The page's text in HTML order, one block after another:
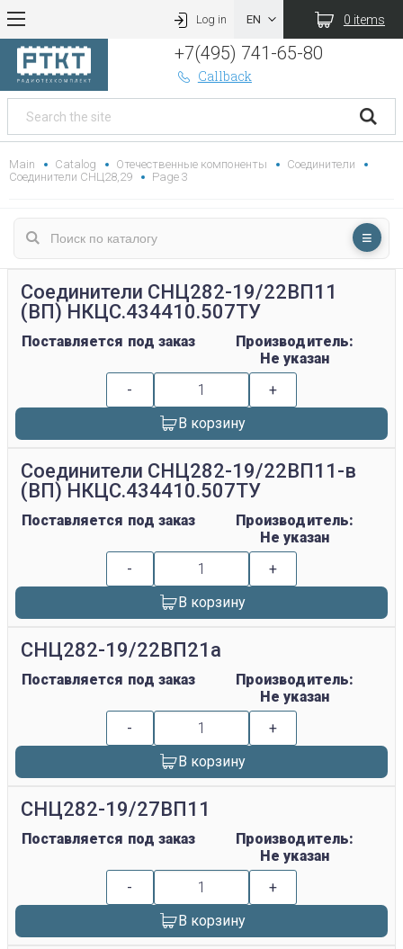
Log in 0 items
+7(495) 741-65-80
Callback
Main Catalog Отечественные компоненты
Соединители
Соединители СНЦ28,29
Page 3
Соединители СНЦ282-19/22ВП11
(ВП) НКЦС.434410.507ТУ
Поставляется под заказ
Производитель:
Не указан
-
+
В корзину
Соединители СНЦ282-19/22ВП11-в
(ВП) НКЦС.434410.507ТУ
Поставляется под заказ
Производитель:
Не указан
-
+
В корзину
СНЦ282-19/22ВП21а
Поставляется под заказ
Производитель:
Не указан
-
+
В корзину
СНЦ282-19/27ВП11
Поставляется под заказ
Производитель:
Не указан
-
+
В корзину